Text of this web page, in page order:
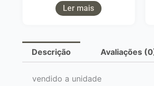
Ler mais
Descrição Avaliações
vendido a unidade